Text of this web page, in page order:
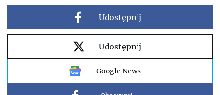
Udostępnij
Udostępnij
Google News